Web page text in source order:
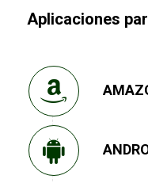
Aplicaciones